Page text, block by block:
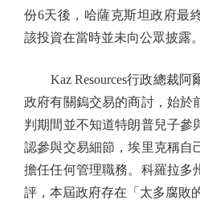
份6天後，哈薩克斯坦政府最
該投資在當時並未向公眾披露。
Kaz Resources行政總裁阿
政府有關鎢交易的商討，始於
判期間並不知道特朗普兒子參
認參與交易細節，埃里克稱自
擔任任何管理職務。科羅拉多
評，本屆政府存在「太多腐敗